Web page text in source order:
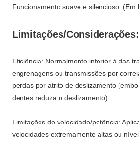
Funcionamento suave e silencioso: (Em
Limitações/Considerações:
Eficiência: Normalmente inferior à das
engrenagens ou transmissões por
perdas por atrito de deslizamento
dentes reduza o deslizamento).
Limitações de velocidade/potência:
velocidades extremamente altas ou